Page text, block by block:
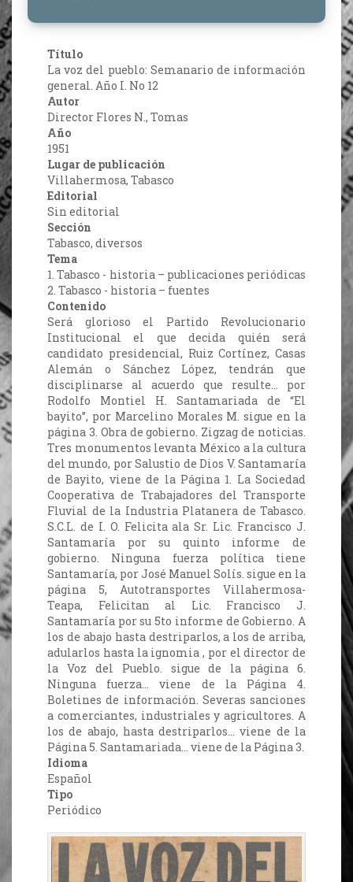
Título
La voz del pueblo: Semanario de información
general. Año I. No 12
Autor
Director Flores N., Tomas
Año
1951
Lugar de publicación
Villahermosa, Tabasco
Editorial
Sin editorial
Sección
Tabasco, diversos
Tema
1. Tabasco - historia – publicaciones periódicas
2. Tabasco - historia – fuentes
Contenido
Será glorioso el Partido Revolucionario
Institucional el que decida quién será
candidato presidencial, Ruiz Cortínez, Casas
Alemán o Sánchez López, tendrán que
disciplinarse al acuerdo que resulte… por
Rodolfo Montiel H. Santamariada de “El
bayito”, por Marcelino Morales M. sigue en la
página 3. Obra de gobierno. Zigzag de noticias.
Tres monumentos levanta México a la cultura
del mundo, por Salustio de Dios V. Santamaría
de Bayito, viene de la Página 1. La Sociedad
Cooperativa de Trabajadores del Transporte
Fluvial de la Industria Platanera de Tabasco.
S.C.L. de I. O. Felicita ala Sr. Lic. Francisco J.
Santamaría por su quinto informe de
gobierno. Ninguna fuerza política tiene
Santamaría, por José Manuel Solís. sigue en la
página 5, Autotransportes Villahermosa-
Teapa, Felicitan al Lic. Francisco J.
Santamaría por su 5to informe de Gobierno. A
los de abajo hasta destriparlos, a los de arriba,
adularlos hasta la ignomia , por el director de
la Voz del Pueblo. sigue de la página 6.
Ninguna fuerza… viene de la Página 4.
Boletines de información. Severas sanciones
a comerciantes, industriales y agricultores. A
los de abajo, hasta destriparlos… viene de la
Página 5. Santamariada… viene de la Página 3.
Idioma
Español
Tipo
Periódico